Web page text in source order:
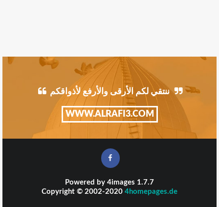
ننتقي لكم الأرقى والأرفع لأذواقكم
WWW.ALRAFI3.COM
Powered by 4images 1.7.7
Copyright © 2002-2020 4homepages.de